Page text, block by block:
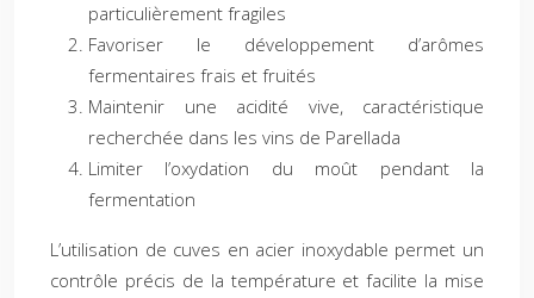
particulièrement fragiles
Favoriser le développement d’arômes
fermentaires frais et fruités
Maintenir une acidité vive, caractéristique
recherchée dans les vins de Parellada
Limiter l’oxydation du moût pendant la
fermentation
L’utilisation de cuves en acier inoxydable permet un
contrôle précis de la température et facilite la mise